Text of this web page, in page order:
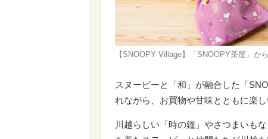
【SNOOPY Village】「SNOOPY茶屋」か
スヌーピーと「和」が融合した「
れながら、お買物や甘味とともに楽
川越らしい「時の鐘」やさつまいも